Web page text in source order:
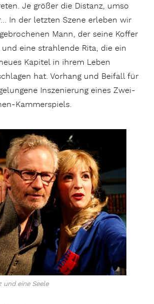
Je größer die Distanz, umso
In der letzten Szene erleben wir
Mann, der seine Koffer
eine strahlende Rita, die ein
Kapitel in ihrem Leben
hat. Vorhang und Beifall für
Inszenierung eines Zwei-
Kammerspiels.
und eine Seele